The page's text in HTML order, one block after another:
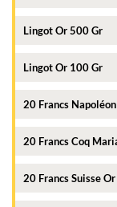
Lingot Or 500 Gr
Lingot Or 100 Gr
20 Francs
20 Francs Coq
20 Francs Suisse Or